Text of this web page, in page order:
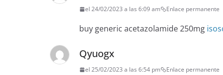
el 24/02/2023 a las 6:09 am Enlace permanente
buy generic acetazolamide 250mg
Qyuogx
el 25/02/2023 a las 6:54 pm Enlace permanente